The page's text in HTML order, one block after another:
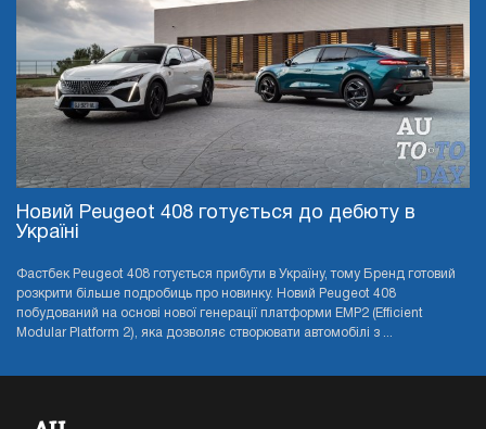
Новий Peugeot 408 готується до дебюту в
Україні
Фастбек Peugeot 408 готується прибути в Україну, тому Бренд готовий
розкрити більше подробиць про новинку. Новий Peugeot 408
побудований на основі нової генерації платформи EMP2 (Efficient
Modular Platform 2), яка дозволяє створювати автомобілі з ...